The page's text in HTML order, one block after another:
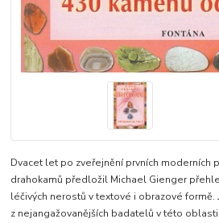
Dvacet let po zveřejnění prvních moderních
drahokamů předložil Michael Gienger
léčivých nerostů v textové i obrazové formě.
z nejangažovanějších badatelů v této